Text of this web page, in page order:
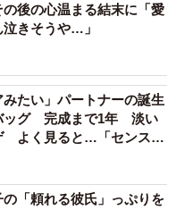
後の心温まる結末に「愛
きそうや…」
みたい」パートナーの誕生
ッグ 完成まで1年 淡い
よく見ると…「センスす
の「頼れる彼氏」っぷりを